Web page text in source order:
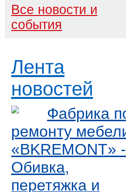
Все новости и
события
Лента
новостей
Фабрика
ремонту
«BKREMONT» -
Обивка,
перетяжка и